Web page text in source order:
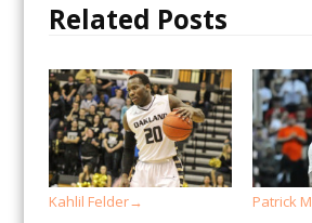
Related Posts
Kahlil Felder→ Patrick